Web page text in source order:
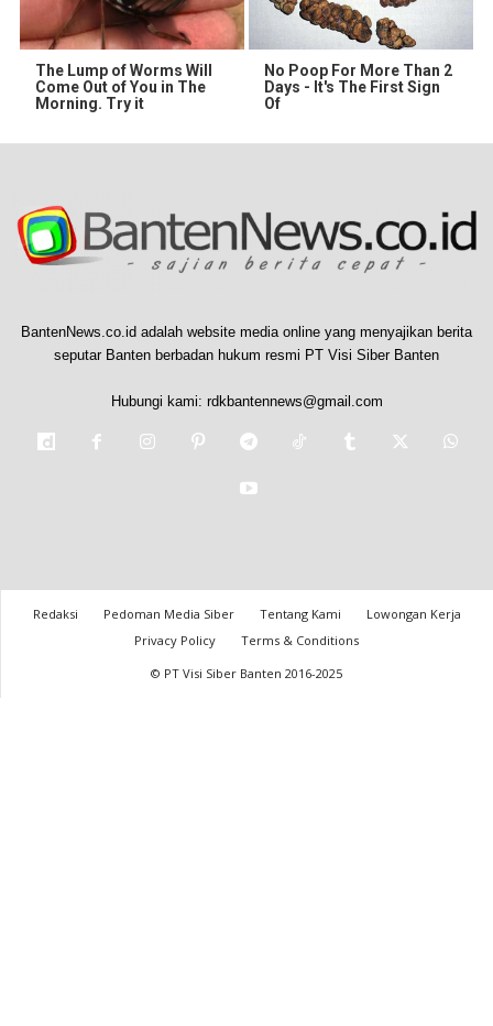
The Lump of Worms Will
Come Out of You in The
Morning. Try it
No Poop For More Than 2
Days - It's The First Sign
Of
BantenNews.co.id adalah website media online yang menyajikan berita
seputar Banten berbadan hukum resmi PT Visi Siber Banten
Hubungi kami: rdkbantennews@gmail.com
Redaksi Pedoman Media Siber Tentang Kami
Lowongan Kerja
Privacy Policy
Terms & Conditions
© PT Visi Siber Banten 2016-2025